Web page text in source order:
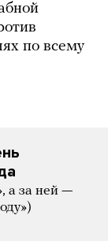
по всему
а за ней —